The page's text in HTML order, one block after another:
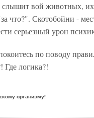
слышит вой животных,
что?". Скотобойни -
серьезный урон
по поводу
Где логика?!
организму!